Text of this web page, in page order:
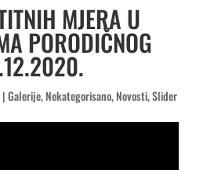
MJERA U
PORODIČNOG
|Galerije,Nekategorisano,Novosti,Slider